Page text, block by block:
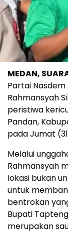
MEDAN,
Partai
Rahmansyah
peristiwa
Pandan,
pada Jumat
Melalui
Rahmansyah
lokasi bukan
untuk
bentrokan
Bupati
merupakan